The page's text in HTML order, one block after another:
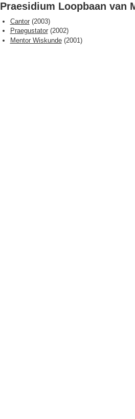
Praesidium Loopbaan van
Cantor(2003)
Praegustator(2002)
Mentor Wiskunde(2001)